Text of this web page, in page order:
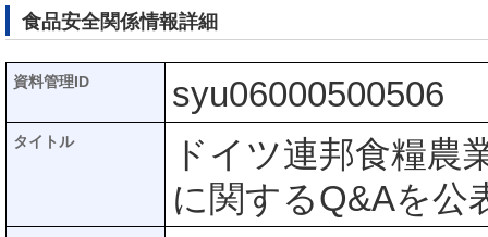
食品安全関係情報詳細
資料管理ID syu06000500506
タイトル
ドイツ連邦食糧農
に関するQ&Aを公